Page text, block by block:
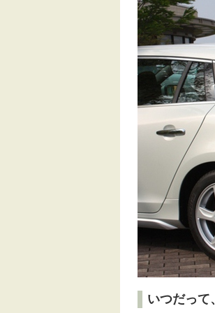
いつだって